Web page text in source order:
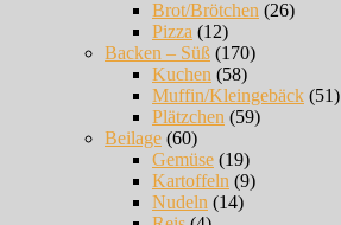
Brot/Brötchen (26)
Pizza (12)
Backen – Süß (170)
Kuchen (58)
Muffin/Kleingebäck (51)
Plätzchen (59)
Beilage (60)
Gemüse (19)
Kartoffeln (9)
Nudeln (14)